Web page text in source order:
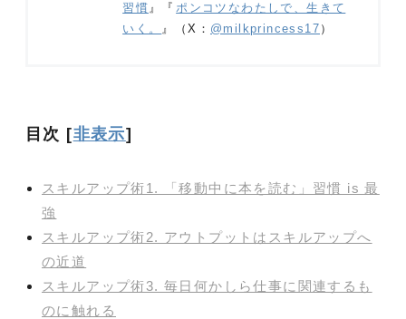
習慣』『 ポンコツなわたしで、生きて
いく。 』（X： @milkprincess17 ）
目次 [非表示]
スキルアップ術1. 「移動中に本を読む」習慣 is 最
強
スキルアップ術2. アウトプットはスキルアップへ
の近道
スキルアップ術3. 毎日何かしら仕事に関連するも
のに触れる